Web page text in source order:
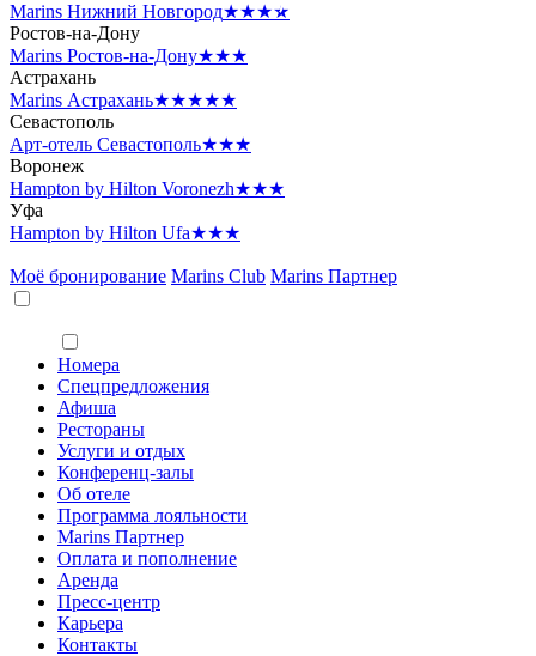
Marins Нижний Новгород★★★★
Ростов-на-Дону
Marins Ростов-на-Дону★★★
Астрахань
Marins Астрахань★★★★★
Севастополь
Арт-отель Севастополь★★★
Воронеж
Hampton by Hilton Voronezh★★★
Уфа
Hampton by Hilton Ufa★★★
Моё бронирование Marins Club Marins Партнер
Номера
Спецпредложения
Афиша
Рестораны
Услуги и отдых
Конференц-залы
Об отеле
Программа лояльности
Marins Партнер
Оплата и пополнение
Аренда
Пресс-центр
Карьера
Контакты